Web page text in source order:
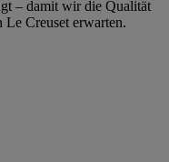
– damit wir die Qualität
Le Creuset erwarten.